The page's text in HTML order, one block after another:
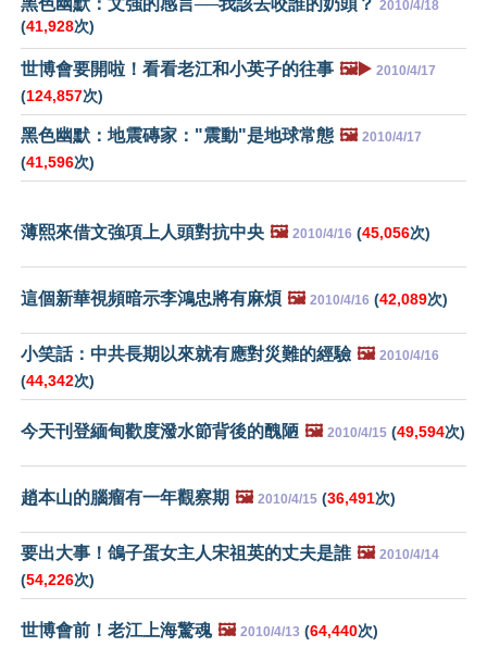
黑色幽默：文強的感言──我該去咬誰的奶頭？ 2010/4/18
(41,928次)
世博會要開啦！看看老江和小英子的往事 🖼️▶️ 2010/4/17
(124,857次)
黑色幽默：地震磚家："震動"是地球常態 🖼️ 2010/4/17
(41,596次)
薄熙來借文強項上人頭對抗中央 🖼️ 2010/4/16 (45,056次)
這個新華視頻暗示李鴻忠將有麻煩 🖼️ 2010/4/16 (42,089次)
小笑話：中共長期以來就有應對災難的經驗 🖼️ 2010/4/16
(44,342次)
今天刊登緬甸歡度潑水節背後的醜陋 🖼️ 2010/4/15 (49,594次)
趙本山的腦瘤有一年觀察期 🖼️ 2010/4/15 (36,491次)
要出大事！鴿子蛋女主人宋祖英的丈夫是誰 🖼️ 2010/4/14
(54,226次)
世博會前！老江上海驚魂 🖼️ 2010/4/13 (64,440次)